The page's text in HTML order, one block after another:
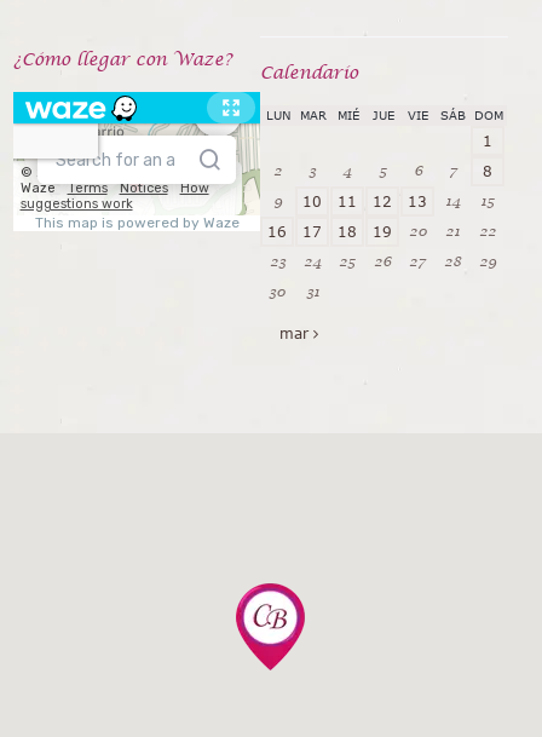
¿Cómo llegar con Waze?
Calendarío
LUN MAR MIÉ JUE VIE SÁB DOM
1
2 3 4 5 6 7 8
9 10 11 12 13 14 15
16 17 18 19 20 21
22
23
24 25 26 27 28
29
30
31
mar